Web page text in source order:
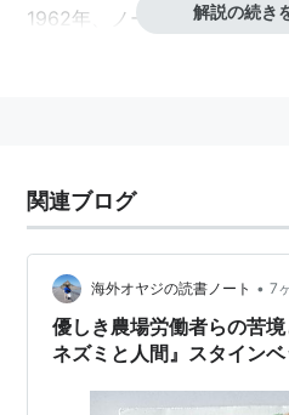
1962年、
ノーベル文学賞を
「エデンの東
amazon:ジョン・スタイ
解説の続き
関連ブログ
海外オヤジの読書ノート • 7
優しき農場労働者らの苦
ネズミと人間』スタイン